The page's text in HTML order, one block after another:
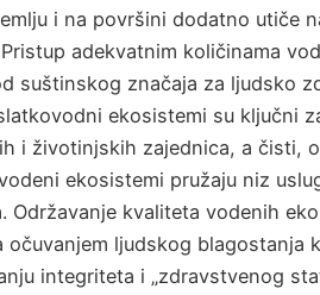
i na površini dodatno utiče
adekvatnim količinama
suštinskog značaja za ljudsko
ekosistemi su ključni
i životinjskih zajednica, a čisti,
ekosistemi pružaju niz
Održavanje kvaliteta vodenih
očuvanjem ljudskog blagostanja
integriteta i „zdravstvenog